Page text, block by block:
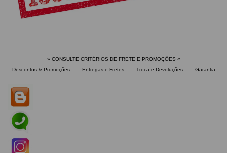
» CONSULTE CRITÉRIOS DE FRETE E PROMOÇÕES «
Descontos & Promoções
Entregas e Fretes Troca e Devoluções Garantia